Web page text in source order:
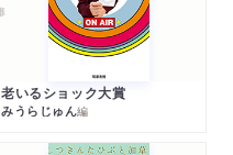
老いるショック大賞
みうらじゅん編